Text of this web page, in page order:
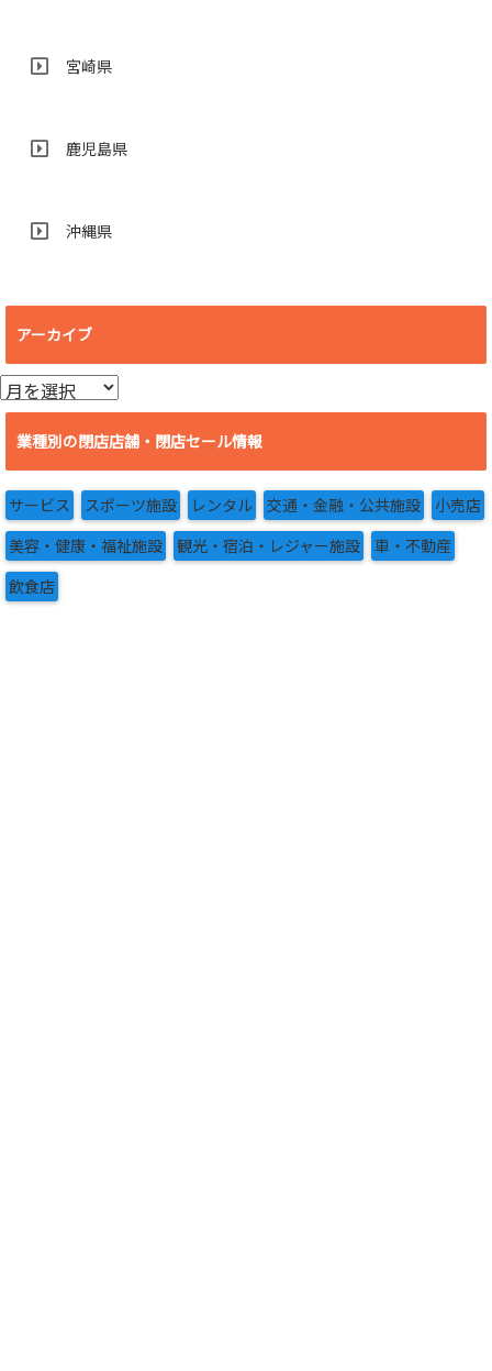
宮崎県
鹿児島県
沖縄県
アーカイブ
ア
ー
イ
ブ
業種別の閉店店舗・閉店セール情報
サービス スポーツ施設 レンタル 交通・金融・公共施設 小売店
美容・健康・福祉施設 観光・宿泊・レジャー施設 車・不動産
飲食店